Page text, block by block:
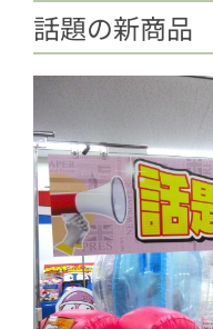
話題の新商品